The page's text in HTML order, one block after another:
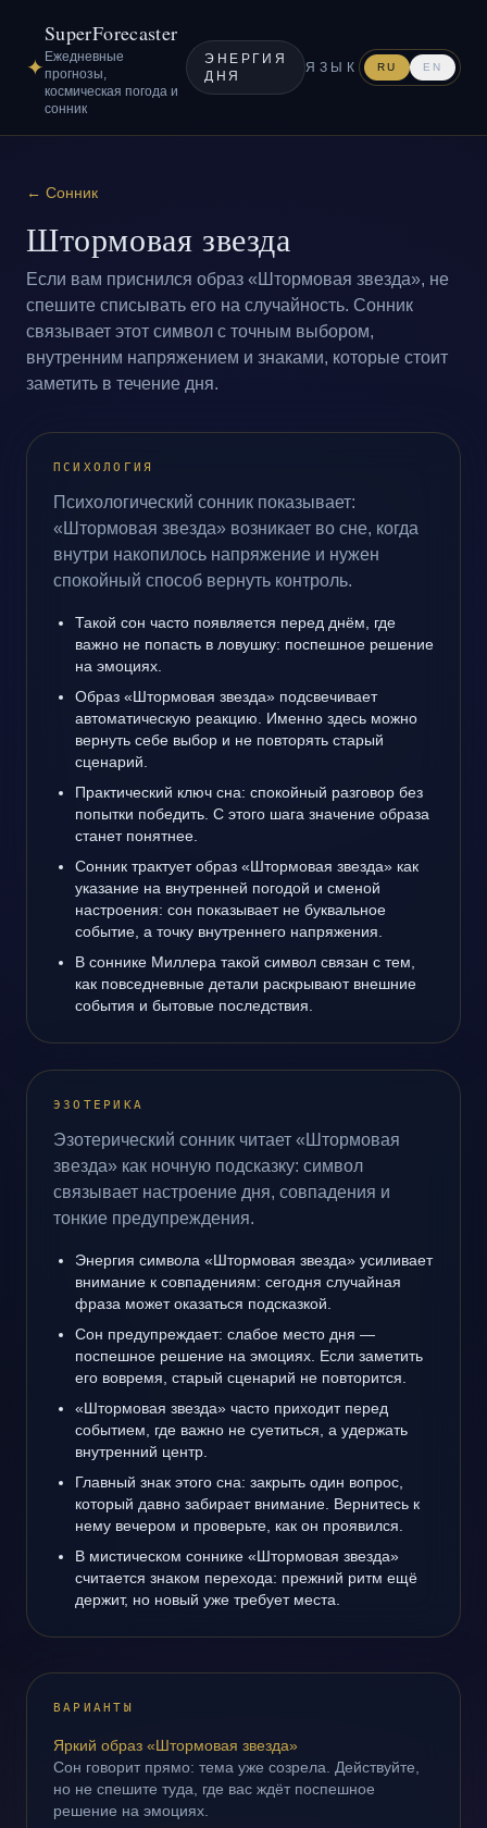
✦
SuperForecaster
Ежедневные
прогнозы,
космическая погода и
сонник
ЭНЕРГИЯ
ДНЯ
ЯЗЫК RU EN
← Сонник
Штормовая звезда
Если вам приснился образ «Штормовая звезда», не
спешите списывать его на случайность. Сонник
связывает этот символ с точным выбором,
внутренним напряжением и знаками, которые стоит
заметить в течение дня.
ПСИХОЛОГИЯ
Психологический сонник показывает:
«Штормовая звезда» возникает во сне, когда
внутри накопилось напряжение и нужен
спокойный способ вернуть контроль.
Такой сон часто появляется перед днём, где
важно не попасть в ловушку: поспешное решение
на эмоциях.
Образ «Штормовая звезда» подсвечивает
автоматическую реакцию. Именно здесь можно
вернуть себе выбор и не повторять старый
сценарий.
Практический ключ сна: спокойный разговор без
попытки победить. С этого шага значение образа
станет понятнее.
Сонник трактует образ «Штормовая звезда» как
указание на внутренней погодой и сменой
настроения: сон показывает не буквальное
событие, а точку внутреннего напряжения.
В соннике Миллера такой символ связан с тем,
как повседневные детали раскрывают внешние
события и бытовые последствия.
ЭЗОТЕРИКА
Эзотерический сонник читает «Штормовая
звезда» как ночную подсказку: символ
связывает настроение дня, совпадения и
тонкие предупреждения.
Энергия символа «Штормовая звезда» усиливает
внимание к совпадениям: сегодня случайная
фраза может оказаться подсказкой.
Сон предупреждает: слабое место дня —
поспешное решение на эмоциях. Если заметить
его вовремя, старый сценарий не повторится.
«Штормовая звезда» часто приходит перед
событием, где важно не суетиться, а удержать
внутренний центр.
Главный знак этого сна: закрыть один вопрос,
который давно забирает внимание. Вернитесь к
нему вечером и проверьте, как он проявился.
В мистическом соннике «Штормовая звезда»
считается знаком перехода: прежний ритм ещё
держит, но новый уже требует места.
ВАРИАНТЫ
Яркий образ «Штормовая звезда»
Сон говорит прямо: тема уже созрела. Действуйте,
но не спешите туда, где вас ждёт поспешное
решение на эмоциях.